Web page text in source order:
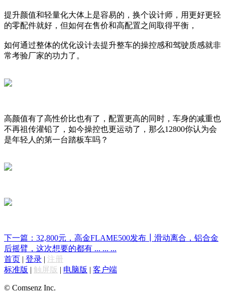
提升颜值和轻量化大体上是容易的，换个设计师，用更好更轻
的零配件就好，但如何在售价和高配置之间取得平衡，
如何通过整体的优化设计去提升整车的操控感和驾驶质感就非
常考验厂家的功力了。
高颜值有了高性价比也有了，配置更高的同时，车身的减重也
不再祖传灌铅了，如今操控也更运动了，那么12800你认为会
是年轻人的第一台踏板车吗？
下一篇：32,800元，高金FLAME500发布┃滑动离合，铝合金
后摇臂，这次想要的都有 ... ... ...
首页 | 登录 | 注册
标准版 | 触屏版 | 电脑版 | 客户端
© Comsenz Inc.